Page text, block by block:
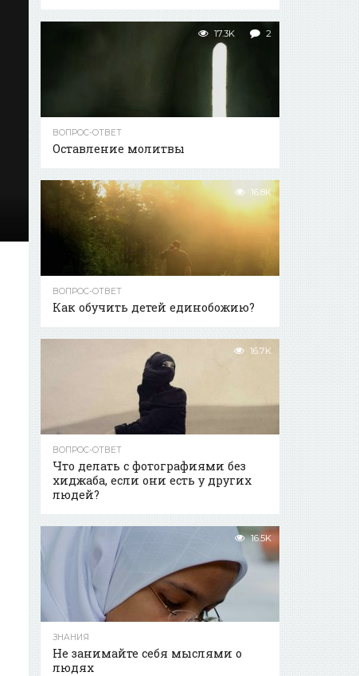
17.3K 2
ВОПРОС-ОТВЕТ
Оставление молитвы
16.8K
ВОПРОС-ОТВЕТ
Как обучить детей единобожию?
16.7K
ВОПРОС-ОТВЕТ
Что делать с фотографиями без
хиджаба, если они есть у других
людей?
16.5K
ЗНАНИЯ
Не занимайте себя мыслями о
людях